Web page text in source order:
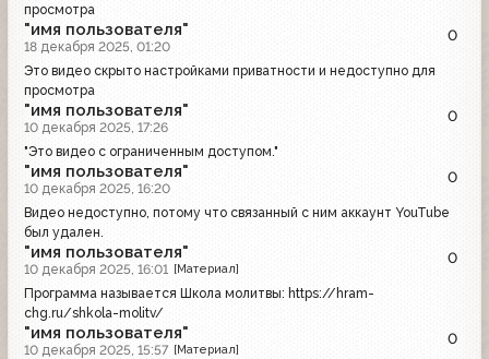
просмотра
"имя пользователя"
18 декабря 2025, 01:20
0
Это видео скрыто настройками приватности и недоступно для
просмотра
"имя пользователя"
10 декабря 2025, 17:26
0
"Это видео с ограниченным доступом."
"имя пользователя"
10 декабря 2025, 16:20
0
Видео недоступно, потому что связанный с ним аккаунт YouTube
был удален.
"имя пользователя"
10 декабря 2025, 16:01 [Материал]
0
Программа называется Школа молитвы: https://hram-
chg.ru/shkola-molitv/
"имя пользователя"
10 декабря 2025, 15:57 [Материал]
0